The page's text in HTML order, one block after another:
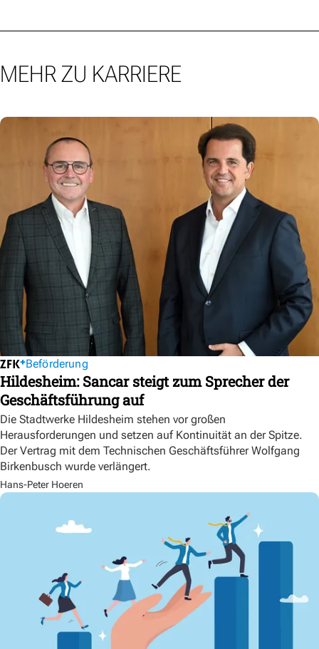
MEHR ZU KARRIERE
Beförderung
Hildesheim: Sancar steigt zum Sprecher der
Geschäftsführung auf
Die Stadtwerke Hildesheim stehen vor großen
Herausforderungen und setzen auf Kontinuität an der Spitze.
Der Vertrag mit dem Technischen Geschäftsführer Wolfgang
Birkenbusch wurde verlängert.
Hans-Peter Hoeren